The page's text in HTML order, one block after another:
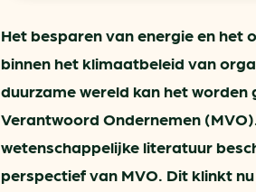
Het besparen van energie en het
binnen het klimaatbeleid van
duurzame wereld kan het
Verantwoord Ondernemen
wetenschappelijke literatuur
perspectief van MVO. Dit klinkt